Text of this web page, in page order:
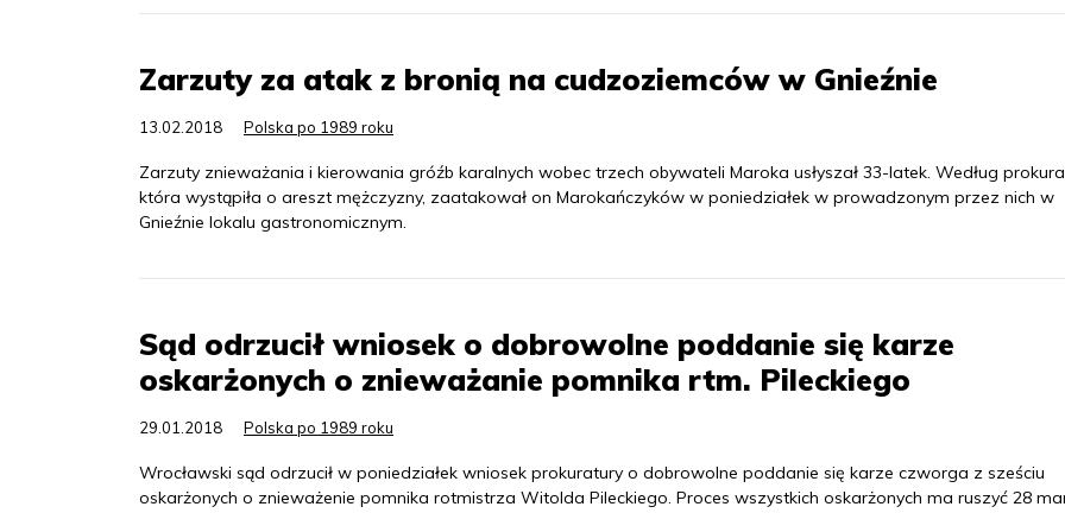
Zarzuty za atak z bronią na cudzoziemców w Gnieźnie
13.02.2018 Polska po 1989 roku
Zarzuty znieważania i kierowania gróźb karalnych wobec trzech obywateli Maroka usłyszał 33-latek. Według
która wystąpiła o areszt mężczyzny, zaatakował on Marokańczyków w poniedziałek w prowadzonym przez nich w
Gnieźnie lokalu gastronomicznym.
Sąd odrzucił wniosek o dobrowolne poddanie się karze
oskarżonych o znieważanie pomnika rtm. Pileckiego
29.01.2018 Polska po 1989 roku
Wrocławski sąd odrzucił w poniedziałek wniosek prokuratury o dobrowolne poddanie się karze czworga z sześciu
oskarżonych o znieważenie pomnika rotmistrza Witolda Pileckiego. Proces wszystkich oskarżonych ma ruszyć 28